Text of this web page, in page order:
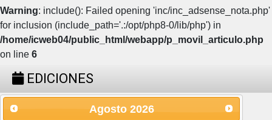
Warning: include(): Failed opening 'inc/inc_adsense_nota.php'
for inclusion (include_path='.:/opt/php8-0/lib/php') in
/home/icweb04/public_html/webapp/p_movil_articulo.php
on line 6
EDICIONES
Agosto 2026